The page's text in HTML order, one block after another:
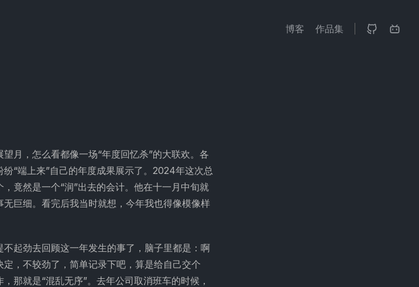
博客 作品集
月，怎么看都像一场“年度回忆杀”的大联欢。各
“端上来”自己的年度成果展示了。2024年这次总
竟然是一个“润”出去的会计。他在十一月中旬就
巨细。看完后我当时就想，今年我也得像模像样
起劲去回顾这一年发生的事了，脑子里都是：啊
，不较劲了，简单记录下吧，算是给自己交个
那就是“混乱无序”。去年公司取消班车的时候，